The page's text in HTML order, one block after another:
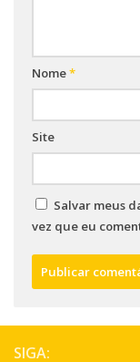
Nome*
Site
Salvar meus
vez que eu
SIGA: